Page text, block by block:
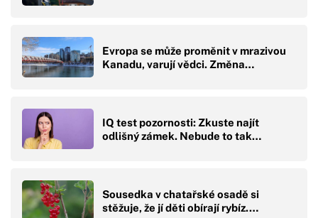
Evropa se může proměnit v mrazivou
Kanadu, varují vědci. Změna…
IQ test pozornosti: Zkuste najít
odlišný zámek. Nebude to tak…
Sousedka v chatařské osadě si
stěžuje, že jí děti obírají rybíz.…